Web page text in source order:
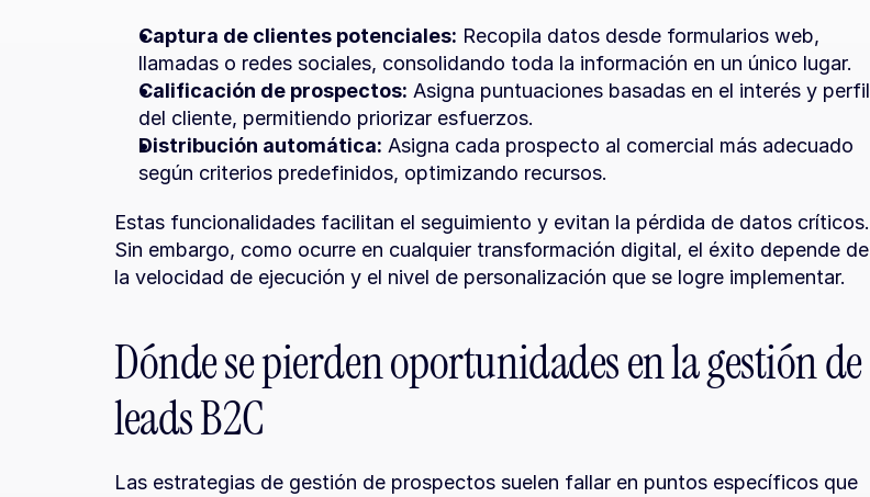
Captura de clientes potenciales: Recopila datos desde formularios web,
llamadas o redes sociales, consolidando toda la información en un único lugar.
Calificación de prospectos: Asigna puntuaciones basadas en el interés y perfil
del cliente, permitiendo priorizar esfuerzos.
Distribución automática: Asigna cada prospecto al comercial más adecuado
según criterios predefinidos, optimizando recursos.
Estas funcionalidades facilitan el seguimiento y evitan la pérdida de datos críticos.
Sin embargo, como ocurre en cualquier transformación digital, el éxito depende de
la velocidad de ejecución y el nivel de personalización que se logre implementar.
Dónde se pierden oportunidades en la gestión de
leads B2C
Las estrategias de gestión de prospectos suelen fallar en puntos específicos que